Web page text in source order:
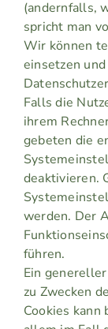
(andernfalls,
spricht man
Wir können
einsetzen
Falls die
ihrem
gebeten die
deaktivieren.
werden. Der
führen.
Ein
zu Zwecken
Cookies